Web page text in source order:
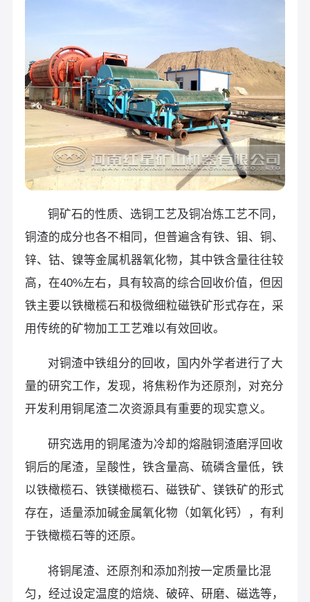
铜矿石的性质、选铜工艺及铜冶炼工艺不同，
铜渣的成分也各不相同，但普遍含有铁、钼、铜、
锌、钴、镍等金属机器氧化物，其中铁含量往往较
高，在40%左右，具有较高的综合回收价值，但因
铁主要以铁橄榄石和极微细粒磁铁矿形式存在，采
用传统的矿物加工工艺难以有效回收。
对铜渣中铁组分的回收，国内外学者进行了大
量的研究工作，发现，将焦粉作为还原剂，对充分
开发利用铜尾渣二次资源具有重要的现实意义。
研究选用的铜尾渣为冷却的熔融铜渣磨浮回收
铜后的尾渣，呈酸性，铁含量高、硫磷含量低，铁
以铁橄榄石、铁镁橄榄石、磁铁矿、镁铁矿的形式
存在，适量添加碱金属氧化物（如氧化钙），有利
于铁橄榄石等的还原。
将铜尾渣、还原剂和添加剂按一定质量比混
匀，经过设定温度的焙烧、破碎、研磨、磁选等，